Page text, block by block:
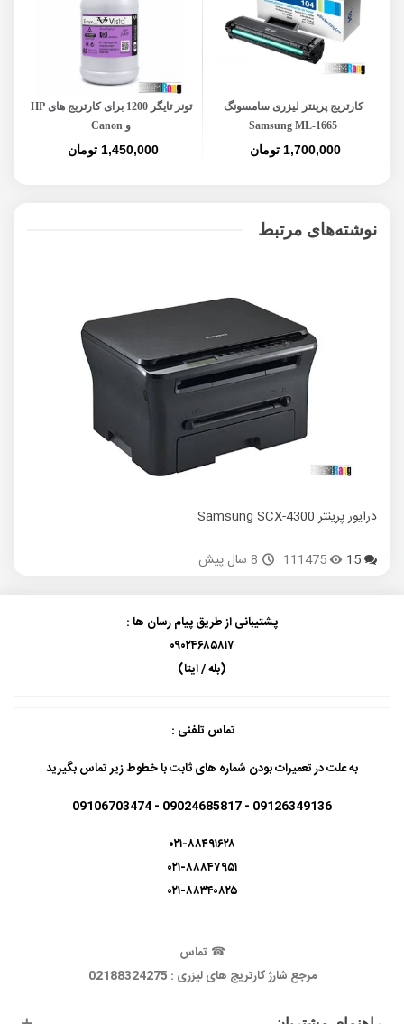
کارتریج پرینتر لیزری سامسونگ
Samsung ML-1665
1,700,000 تومان
تونر تایگر 1200 برای کارتریج های HP
و Canon
1,450,000 تومان
نوشته‌های مرتبط
درایور پرینتر Samsung SCX-4300
15
111475 8 سال پیش
پشتیبانی از طریق پیام رسان ها :
۰۹۰۲۴۶۸۵۸۱۷
(بله / ایتا)
تماس تلفنی :
به علت در تعمیرات بودن شماره های ثابت با خطوط زیر تماس بگیرید
09126349136 - 09024685817 - 09106703474
۰۲۱-۸۸۴۹۱۶۲۸
۰۲۱-۸۸۸۴۷۹۵۱
۰۲۱-۸۸۳۴۰۸۲۵
☎ تماس
مرجع شارژ کارتریج های لیزری : 02188324275